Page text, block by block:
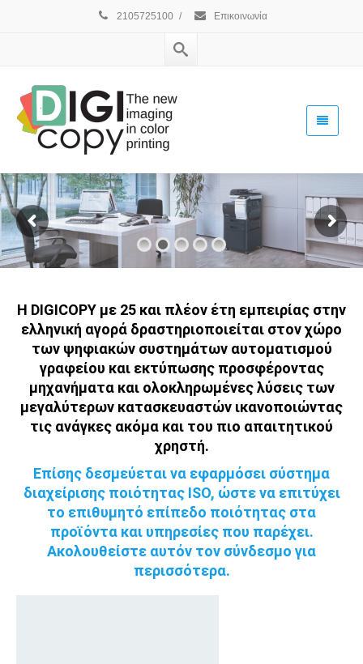
2105725100 / Επικοινωνία
Η DIGICOPY με 25 και πλέον έτη εμπειρίας στην
ελληνική αγορά δραστηριοποιείται στον χώρο
των ψηφιακών συστημάτων αυτοματισμού
γραφείου και εκτύπωσης προσφέροντας
μηχανήματα και ολοκληρωμένες λύσεις των
μεγαλύτερων κατασκευαστών ικανοποιώντας
τις ανάγκες ακόμα και του πιο απαιτητικού
χρηστή.
Επίσης δεσμεύεται να εφαρμόσει σύστημα
διαχείρισης ποιότητας ISO, ώστε να επιτύχει
το επιθυμητό επίπεδο ποιότητας στα
προϊόντα και υπηρεσίες που παρέχει.
Ακολουθείστε αυτόν τον σύνδεσμο για
περισσότερα.